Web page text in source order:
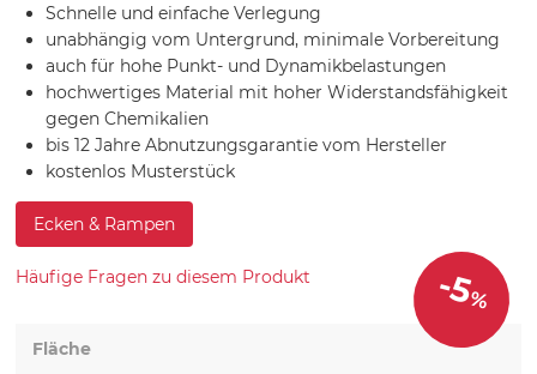
Schnelle und einfache Verlegung
unabhängig vom Untergrund, minimale Vorbereitung
auch für hohe Punkt- und Dynamikbelastungen
hochwertiges Material mit hoher Widerstandsfähigkeit
gegen Chemikalien
bis 12 Jahre Abnutzungsgarantie vom Hersteller
kostenlos Musterstück
Ecken & Rampen
Häufige Fragen zu diesem Produkt
Fläche
-5%